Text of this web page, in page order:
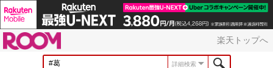
楽天トップへ
詳細検索